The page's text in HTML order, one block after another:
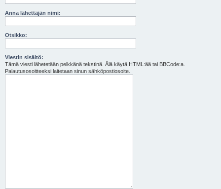
Anna lähettäjän nimi:
Otsikko:
Viestin sisältö:
Tämä viesti lähetetään pelkkänä tekstinä. Älä käytä HTML:ää tai BBCode:a.
Palautusosoitteeksi laitetaan sinun sähköpostiosoite.